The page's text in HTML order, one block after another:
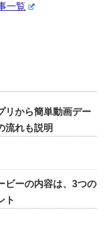
一覧
リから簡単動画デー
流れも説明
ビーの内容は、3つの
ト